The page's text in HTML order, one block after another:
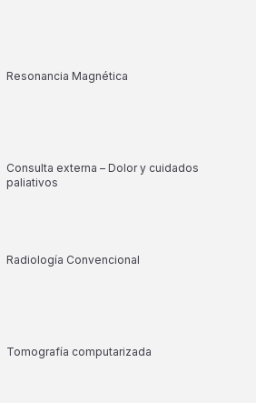
Resonancia Magnética
Consulta externa – Dolor y cuidados
paliativos
Radiología Convencional
Tomografía computarizada